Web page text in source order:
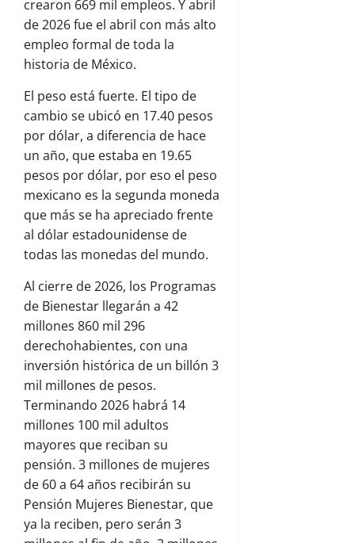
crearon 669 mil empleos. Y abril
de 2026 fue el abril con más alto
empleo formal de toda la
historia de México.
El peso está fuerte. El tipo de
cambio se ubicó en 17.40 pesos
por dólar, a diferencia de hace
un año, que estaba en 19.65
pesos por dólar, por eso el peso
mexicano es la segunda moneda
que más se ha apreciado frente
al dólar estadounidense de
todas las monedas del mundo.
Al cierre de 2026, los Programas
de Bienestar llegarán a 42
millones 860 mil 296
derechohabientes, con una
inversión histórica de un billón 3
mil millones de pesos.
Terminando 2026 habrá 14
millones 100 mil adultos
mayores que reciban su
pensión. 3 millones de mujeres
de 60 a 64 años recibirán su
Pensión Mujeres Bienestar, que
ya la reciben, pero serán 3